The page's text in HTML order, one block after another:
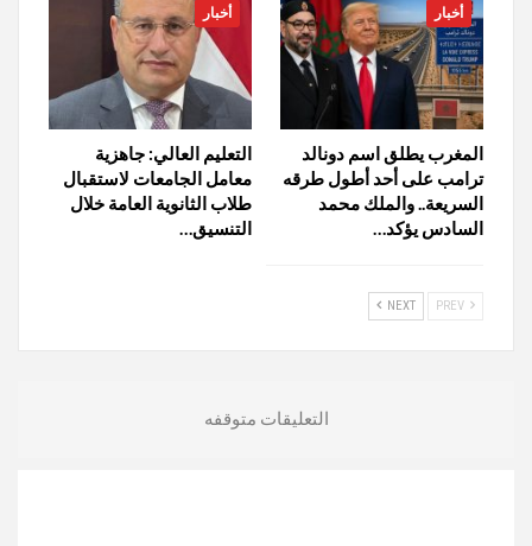
أخبار
المغرب يطلق اسم دونالد
ترامب على أحد أطول طرقه
السريعة.. والملك محمد
السادس يؤكد…
أخبار
التعليم العالي: جاهزية
معامل الجامعات لاستقبال
طلاب الثانوية العامة خلال
التنسيق…
NEXT
التعليقات متوقفه